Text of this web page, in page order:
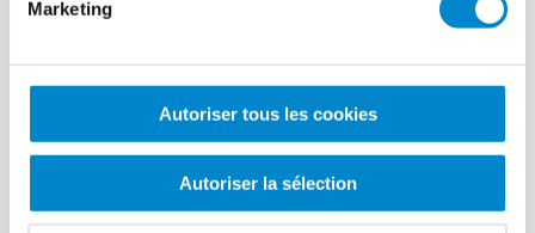
Marketing
Autoriser tous les cookies
Autoriser la sélection
agit comme
. Hautement résistant
des additifs spéciaux qui le rendent difficilement inflammable.
Dès lors, il se révèle optimal pour les coursives et les chemins
exclusivement réservé à une utilisation sur supports minéraux.